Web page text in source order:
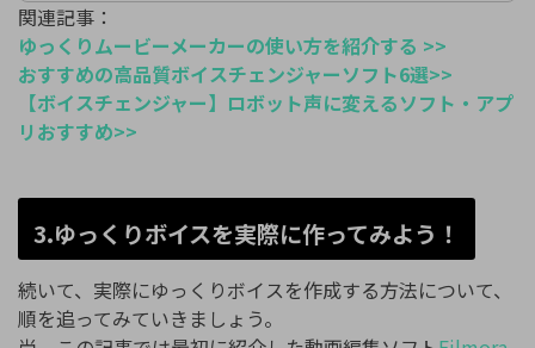
関連記事：
ゆっくりムービーメーカーの使い方を紹介する >>
おすすめの高品質ボイスチェンジャーソフト6選>>
【ボイスチェンジャー】ロボット声に変えるソフト・アプ
リおすすめ>>
3.ゆっくりボイスを実際に作ってみよう！
続いて、実際にゆっくりボイスを作成する方法について、
順を追ってみていきましょう。